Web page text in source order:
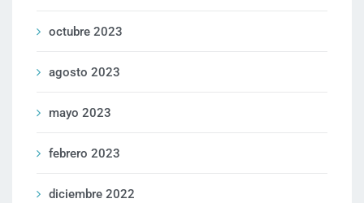
octubre 2023
agosto 2023
mayo 2023
febrero 2023
diciembre 2022